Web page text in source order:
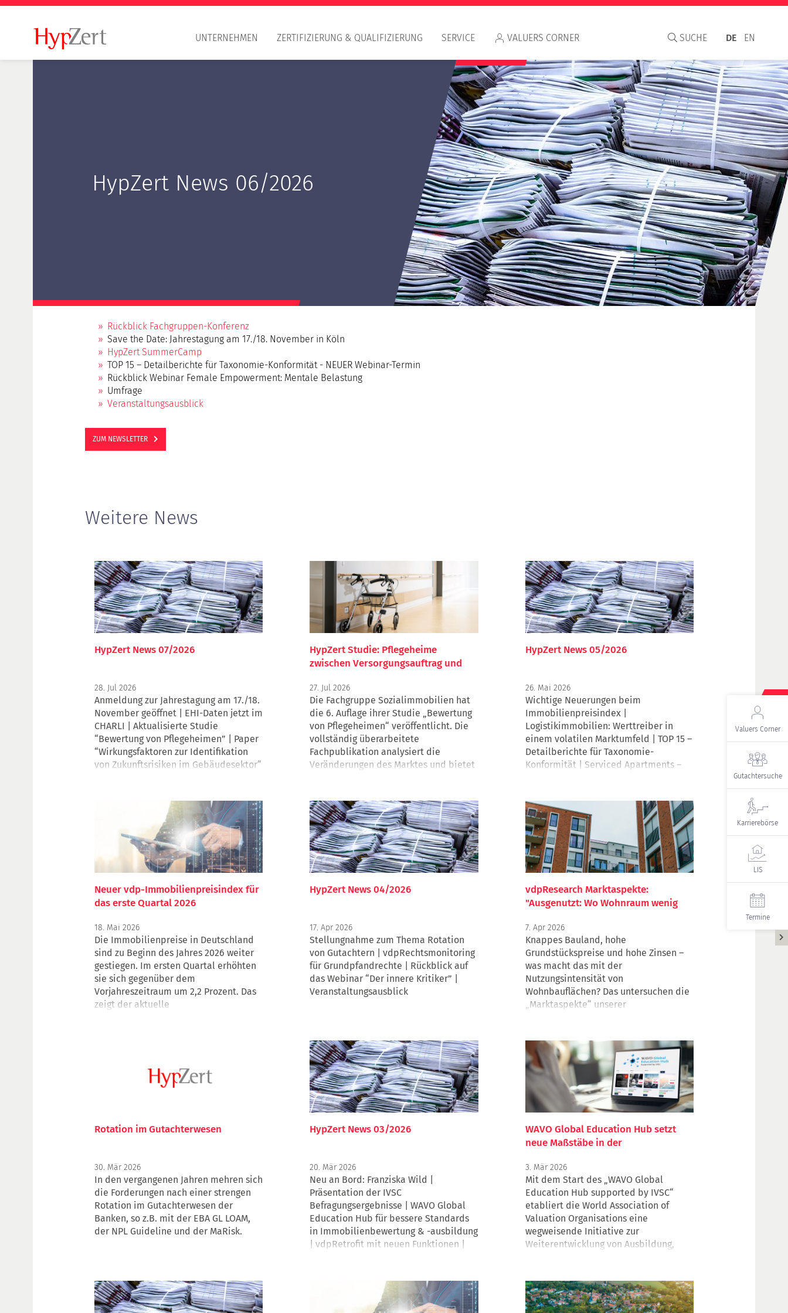
UNTERNEHMEN
Appraisal Institute
RICS
IVSC und WAVO
ZERTIFIZIERUNG & QUALIFIZIERUNG
Verkehrs-/Marktwertermittler
Vorbereitung
Rezertifizierung
Häufig gestellte Fragen (FAQ)
Qualifizierung Wertermittler/in im
Qualifizierung Objektbesichtiger/in im
Häufig gestellte Fragen (FAQ) zum E-Learning
AGB & Datenschutzerklärung
SERVICE VALUERS CORNER SUCHE DE EN
Valuers Corner
Gutachtersuche
Karrierebörse
LIS
Termine
HypZert News 06/2026
Rückblick Fachgruppen-Konferenz
Save the Date: Jahrestagung am 17./18. November in Köln
HypZert SummerCamp
TOP 15 – Detailberichte für Taxonomie-Konformität - NEUER Webinar-Termin
Rückblick Webinar Female Empowerment: Mentale Belastung
Umfrage
Veranstaltungsausblick
ZUM NEWSLETTER
Weitere News
HypZert News 07/2026
28. Jul 2026
Anmeldung zur Jahrestagung am 17./18.
November geöffnet | EHI-Daten jetzt im
CHARLI | Aktualisierte Studie
“Bewertung von Pflegeheimen” | Paper
“Wirkungsfaktoren zur Identifikation
von Zukunftsrisiken im Gebäudesektor“
Einzelhandel | HypZert Mitglied der gif
e.V. | Analyse und Bewertung von
Gewerbeimmobilien: Bella+ gestartet |
Veranstaltungsausblick
HypZert Studie: Pflegeheime
zwischen Versorgungsauftrag und
27. Jul 2026
Die Fachgruppe Sozialimmobilien hat
die 6. Auflage ihrer Studie „Bewertung
von Pflegeheimen“ veröffentlicht. Die
vollständig überarbeitete
Fachpublikation analysiert die
Veränderungen des Marktes und bietet
fundierte Grundlage für die Bewertung
stationärer Pflegeeinrichtungen.
HypZert News 05/2026
26. Mai 2026
Wichtige Neuerungen beim
Immobilienpreisindex |
Logistikimmobilien: Werttreiber in
einem volatilen Marktumfeld | TOP 15 –
Detailberichte für Taxonomie-
Konformität | Serviced Apartments –
und Selbstwert |
Veranstaltungsausblick
Neuer vdp-Immobilienpreisindex für
das erste Quartal 2026
18. Mai 2026
Die Immobilienpreise in Deutschland
sind zu Beginn des Jahres 2026 weiter
gestiegen. Im ersten Quartal erhöhten
sie sich gegenüber dem
Vorjahreszeitraum um 2,2 Prozent. Das
zeigt der aktuelle
HypZert News 04/2026
17. Apr 2026
Stellungnahme zum Thema Rotation
von Gutachtern | vdpRechtsmonitoring
für Grundpfandrechte | Rückblick auf
das Webinar “Der innere Kritiker” |
Veranstaltungsausblick
vdpResearch Marktaspekte:
"Ausgenutzt: Wo Wohnraum wenig
7. Apr 2026
Knappes Bauland, hohe
Grundstückspreise und hohe Zinsen –
was macht das mit der
Nutzungsintensität von
Wohnbauflächen? Das untersuchen die
„Marktaspekte“ unserer
Rotation im Gutachterwesen
30. Mär 2026
In den vergangenen Jahren mehren sich
die Forderungen nach einer strengen
Rotation im Gutachterwesen der
Banken, so z.B. mit der EBA GL LOAM,
der NPL Guideline und der MaRisk.
HypZert News 03/2026
20. Mär 2026
Neu an Bord: Franziska Wild |
Präsentation der IVSC
Befragungsergebnisse | WAVO Global
Education Hub für bessere Standards
in Immobilienbewertung & -ausbildung
| vdpRetrofit mit neuen Funktionen |
WAVO Global Education Hub setzt
neue Maßstäbe in der
Immobilienbewertung
3. Mär 2026
Mit dem Start des „WAVO Global
Education Hub supported by IVSC“
etabliert die World Association of
Valuation Organisations eine
wegweisende Initiative zur
Weiterentwicklung von Ausbildung,